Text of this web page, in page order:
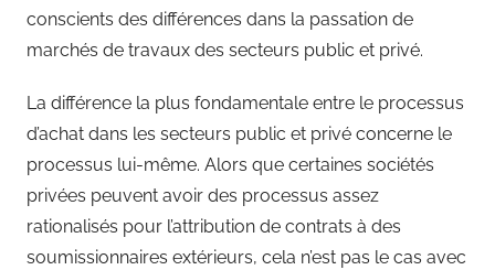
conscients des différences dans la passation de
marchés de travaux des secteurs public et privé.
La différence la plus fondamentale entre le processus
d’achat dans les secteurs public et privé concerne le
processus lui-même. Alors que certaines sociétés
privées peuvent avoir des processus assez
rationalisés pour l’attribution de contrats à des
soumissionnaires extérieurs, cela n’est pas le cas avec